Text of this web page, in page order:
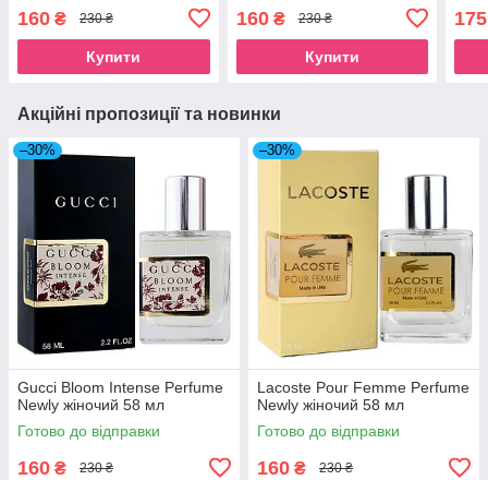
160 ₴ 230 ₴
Купити
160₴ 230 ₴
Купити
175
Акційні пропозиції та новинки
–30%
Gucci Bloom Intense Perfume
Newly жіночий 58 мл
Готово до відправки
160 ₴ 230 ₴
–30%
Lacoste Pour Femme Perfume
Newly жіночий 58 мл
Готово до відправки
160 ₴ 230 ₴